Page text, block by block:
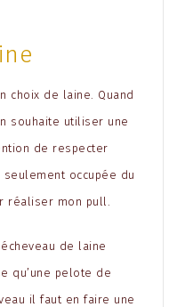
choix de laine. Quand
souhaite utiliser une
de respecter
occupée du
réaliser mon pull.
de laine
qu’une pelote de
il faut en faire une